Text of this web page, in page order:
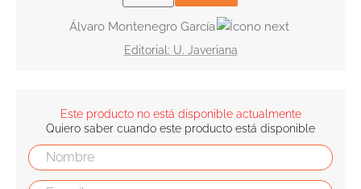
Álvaro Montenegro García
U. Javeriana
Este producto no está disponible actualmente
Quiero saber cuando este producto está disponible